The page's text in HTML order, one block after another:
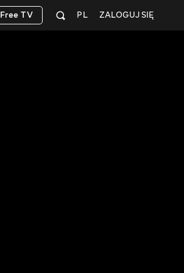
ZALOGUJ SIĘ
PL
Free TV